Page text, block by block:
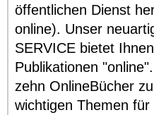
öffentlichen Dienst
online). Unser
SERVICE bietet
Publikationen
zehn OnlineBücher
wichtigen Themen